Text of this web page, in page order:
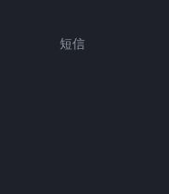
短信